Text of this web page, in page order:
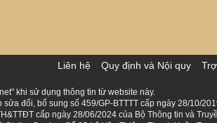
Liên hệ Quy định và Nội quy
khi sử dụng thông tin từ website này.
đổi, bổ sung số 459/GP-BTTTT cấp ngày 28/10/
cấp ngày 28/06/2024 của Bộ Thông tin và